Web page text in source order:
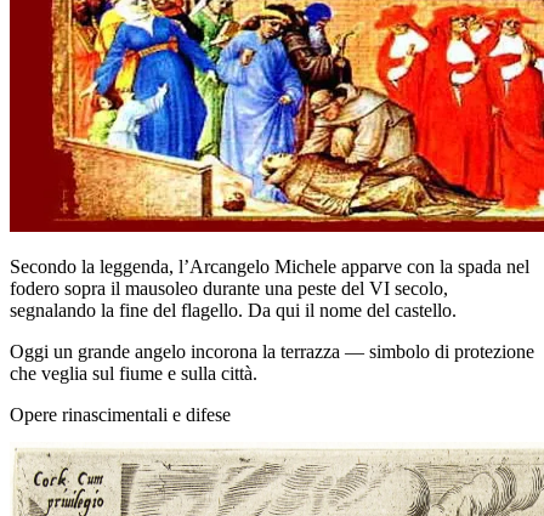
Secondo la leggenda, l’Arcangelo Michele apparve con la spada nel
fodero sopra il mausoleo durante una peste del VI secolo,
segnalando la fine del flagello. Da qui il nome del castello.
Oggi un grande angelo incorona la terrazza — simbolo di protezione
che veglia sul fiume e sulla città.
Opere rinascimentali e difese